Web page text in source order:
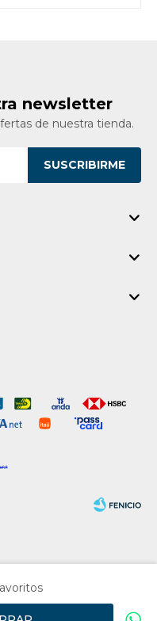
newsletter
de nuestra tienda.
SUSCRIBIRME
Fenicio